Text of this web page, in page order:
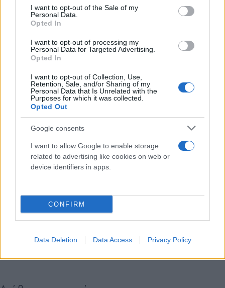
consent section.
I want to opt-out of the Sale of my
Personal Data.
Opted In
I want to opt-out of processing my
Personal Data for Targeted Advertising.
Opted In
I want to opt-out of Collection, Use,
Retention, Sale, and/or Sharing of my
Personal Data that Is Unrelated with the
Purposes for which it was collected.
Opted Out
Google consents
I want to allow Google to enable storage
related to advertising like cookies on web or
device identifiers in apps.
CONFIRM
Data Deletion Data Access Privacy Policy
Δέκα χρόνια μετά, σίγουρα ο Μπράιντον πήρε την
απάντησή του και ξανα βρεθήκαν στην αίθουσα με
τα τρόπαια του συλλόγου της.
PS: onde será que o Pep guarda tanto troféu? 🏆
pic.twitter.com/jsjzCqwlc7
Κάνε κλικ και δες περισσότερο
Flash.grστην αναζήτηση τηςGoogle